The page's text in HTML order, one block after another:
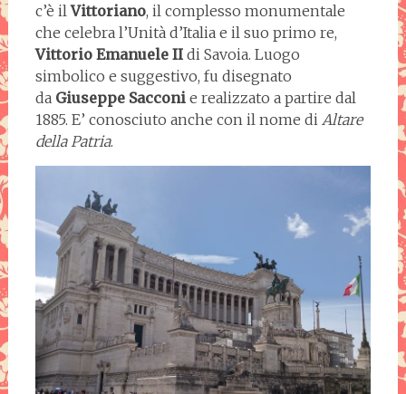
c’è ilVittoriano, il complesso monumentale
che celebra l’Unità d’Italia e il suo primo re,
Vittorio Emanuele IIdi Savoia. Luogo
simbolico e suggestivo, fu disegnato
da Giuseppe Sacconie realizzato a partire dal
1885. E’ conosciuto anche con il nome di Altare
della Patria.